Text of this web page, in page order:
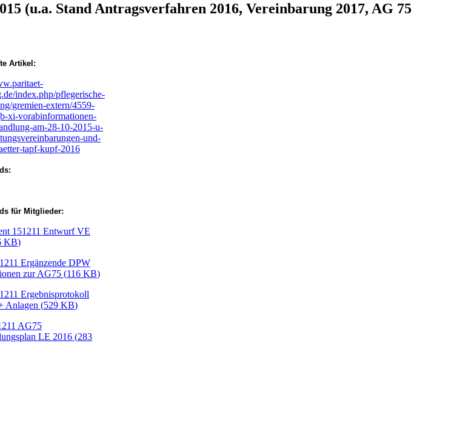
(u.a. Stand Antragsverfahren 2016, Vereinbarung 2017, AG 75
Artikel:
index.php/pflegerische-
gremien-extern/4559-
xi-vorabinformationen-
am-28-10-2015-u-
und-
tapf-kupf-2016
für Mitglieder:
151211 Entwurf VE
KB)
Ergänzende DPW
zur AG75 (116 KB)
Ergebnisprotokoll
Anlagen (529 KB)
AG75
LE 2016 (283